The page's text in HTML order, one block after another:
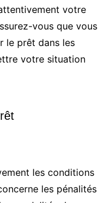
votre
vous que vous
le prêt dans les
votre situation
les conditions
les pénalités